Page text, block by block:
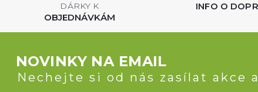
DÁRKY K
OBJEDNÁVKÁM
INFO O
NOVINKY NA EMAIL
Nechejte si od nás zasílat akce